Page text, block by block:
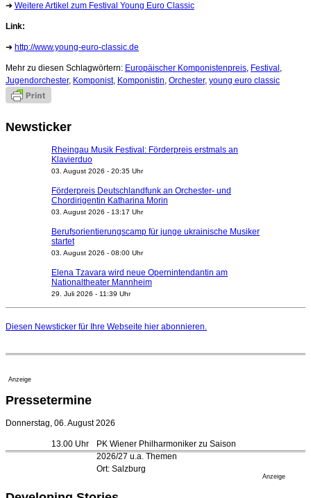
➜ Weitere Artikel zum Festival Young Euro Classic
Link:
➜ http://www.young-euro-classic.de
Mehr zu diesen Schlagwörtern: Europäischer Komponistenpreis, Festival ,
Jugendorchester, Komponist, Komponistin, Orchester, young euro classic
Newsticker
Rheingau Musik Festival: Förderpreis erstmals an
Klavierduo
03. August 2026 - 20:35 Uhr
Förderpreis Deutschlandfunk an Orchester- und
Chordirigentin Katharina Morin
03. August 2026 - 13:17 Uhr
Berufsorientierungscamp für junge ukrainische Musiker
startet
03. August 2026 - 08:00 Uhr
Elena Tzavara wird neue Opernintendantin am
Nationaltheater Mannheim
29. Juli 2026 - 11:39 Uhr
geht 2027
Kammerorchester Heilbronn: Chefdirigent Risto Joost
Opernhäuser gedenken vertriebener jüdischer
Ensemblemitglieder
Festspiele
17. Juli 2026 - 18:03 Uhr
Diesen Newsticker für Ihre Webseite hier abonnieren.
Anzeige
Pressetermine
Donnerstag, 06. August 2026
13.00 Uhr
PK Wiener Philharmoniker zu Saison
2026/27 u.a. Themen
Ort: Salzburg
Anzeige